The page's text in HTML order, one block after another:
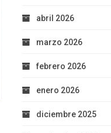
abril 2026
marzo 2026
febrero 2026
enero 2026
diciembre 2025